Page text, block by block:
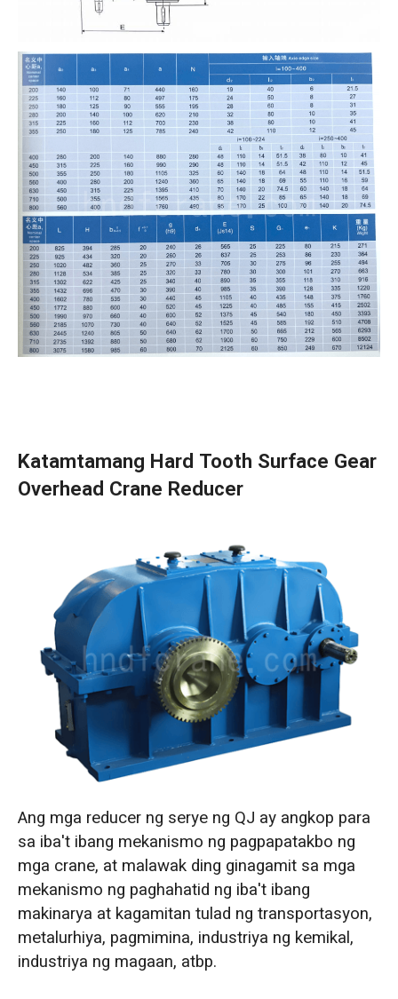
Katamtamang Hard Tooth Surface Gear
Overhead Crane Reducer
Ang mga reducer ng serye ng QJ ay angkop para
sa iba't ibang mekanismo ng pagpapatakbo ng
mga crane, at malawak ding ginagamit sa mga
mekanismo ng paghahatid ng iba't ibang
makinarya at kagamitan tulad ng transportasyon,
metalurhiya, pagmimina, industriya ng kemikal,
industriya ng magaan, atbp.